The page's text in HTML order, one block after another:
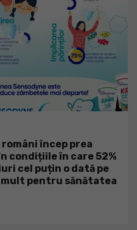
încep prea
condițiile în care 52%
cel puțin o dată pe
pentru sănătatea